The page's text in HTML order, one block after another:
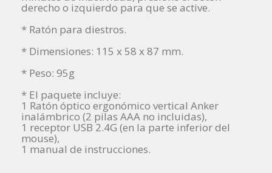
derecho o izquierdo para que se active.
* Ratón para diestros.
* Dimensiones: 115 x 58 x 87 mm.
* Peso: 95g
* El paquete incluye:
1 Ratón óptico ergonómico vertical Anker
inalámbrico (2 pilas AAA no incluidas),
1 receptor USB 2.4G (en la parte inferior del
mouse),
1 manual de instrucciones.